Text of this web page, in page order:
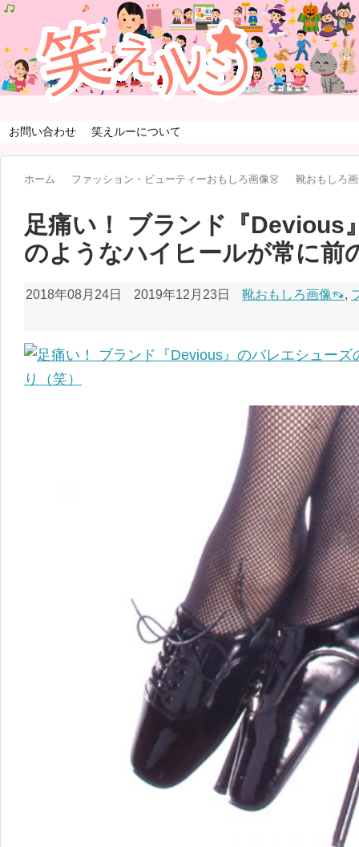
お問い合わせ 笑えルーについて
ホーム ファッション・ビューティーおもしろ画像👗 靴おもしろ
足痛い！ ブランド『Devious
のようなハイヒールが常に前
2018年08月24日 2019年12月23日 靴おもしろ画像👡,